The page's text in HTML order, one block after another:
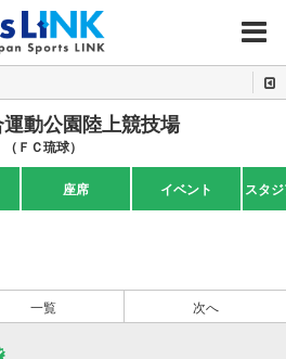
MENU
動公園陸上競技場
（ＦＣ琉球）
座席 イベント スタ
一覧 次へ